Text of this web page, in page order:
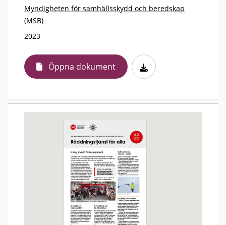
Myndigheten för samhällsskydd och beredskap
(MSB)
2023
Öppna dokument